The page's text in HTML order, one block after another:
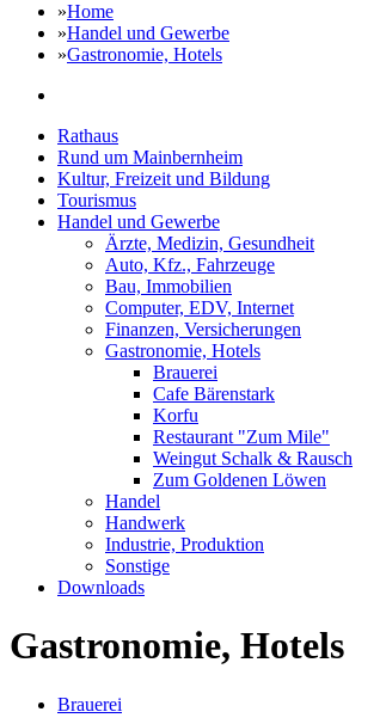
»Home
»Handel und Gewerbe
»Gastronomie, Hotels
Rathaus
Rund um Mainbernheim
Kultur, Freizeit und Bildung
Tourismus
Handel und Gewerbe
Ärzte, Medizin, Gesundheit
Auto, Kfz., Fahrzeuge
Bau, Immobilien
Computer, EDV, Internet
Finanzen, Versicherungen
Gastronomie, Hotels
Brauerei
Cafe Bärenstark
Korfu
Restaurant "Zum Mile"
Weingut Schalk & Rausch
Zum Goldenen Löwen
Handel
Handwerk
Industrie, Produktion
Sonstige
Downloads
Gastronomie, Hotels
Brauerei